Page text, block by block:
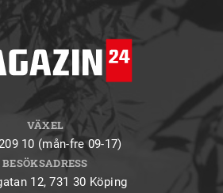
VÄXEL
10 (mån-fre 09-17)
BESÖKSADRESS
12, 731 30 Köping